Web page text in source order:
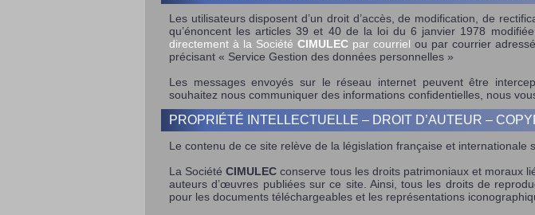
Les utilisateurs disposent d’un droit d’accès, de modification, de
qu’énoncent les articles 39 et 40 de la loi du 6 janvier 1978
directement à la Société CIMULECpar courriel ou par courrier
précisant « Service Gestion des données personnelles »
Les messages envoyés sur le réseau internet peuvent être
souhaitez nous communiquer des informations confidentielles, nous
PROPRIÉTÉ INTELLECTUELLE – DROIT D’AUTEUR –
Le contenu de ce site relève de la législation française et internationale
La SociétéCIMULEC conserve tous les droits patrimoniaux et moraux
auteurs d’œuvres publiées sur ce site. Ainsi, tous les droits de
pour les documents téléchargeables et les représentations